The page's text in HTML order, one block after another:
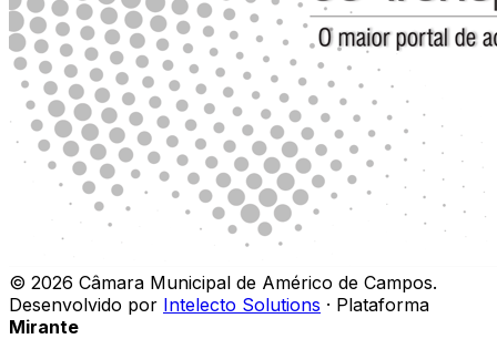
© 2026 Câmara Municipal de Américo de Campos.
Desenvolvido por Intelecto Solutions · Plataforma
Mirante